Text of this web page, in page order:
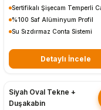
Sertifikalı Şişecam Temperli
%100 Saf Alüminyum Profil
Su Sızdırmaz Conta Sistemi
Detaylı İncele
Siyah Oval Tekne +
Duşakabin